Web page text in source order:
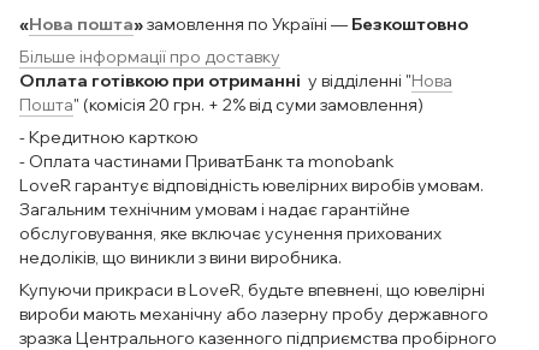
«Нова пошта»замовлення по Україні — Безкоштовно
Більше інформації про доставку
Оплата готівкою при отриманні у відділенні "Нова
Пошта" (комісія 20 грн. + 2% від суми замовлення)
- Кредитною карткою
- Оплата частинами ПриватБанк та monobank
LoveR гарантує відповідність ювелірних виробів умовам.
Загальним технічним умовам і надає гарантійне
обслуговування, яке включає усунення прихованих
недоліків, що виникли з вини виробника.
Купуючи прикраси в LoveR, будьте впевнені, що ювелірні
вироби мають механічну або лазерну пробу державного
зразка Центрального казенного підприємства пробірного